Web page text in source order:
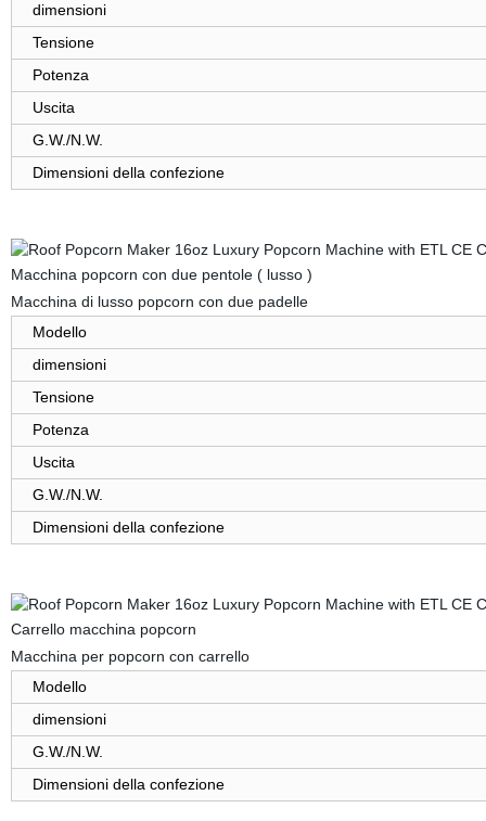
dimensioni
Tensione
Potenza
Uscita
G.W./N.W.
Dimensioni della confezione
Macchina popcorn con due pentole ( lusso )
Macchina di lusso popcorn con due padelle
Modello
dimensioni
Tensione
Potenza
Uscita
G.W./N.W.
Dimensioni della confezione
Carrello macchina popcorn
Macchina per popcorn con carrello
Modello
dimensioni
G.W./N.W.
Dimensioni della confezione